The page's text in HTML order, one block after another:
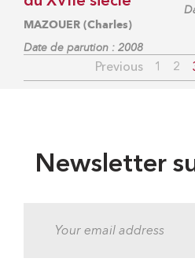
MAZOUER (Charles)
Date de parution : 2008
Previous 1 2
Newsletter